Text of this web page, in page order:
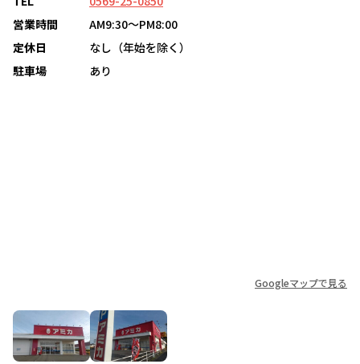
営業時間
AM9:30～PM8:00
定休日
なし（年始を除く）
駐車場
あり
Googleマップで見る